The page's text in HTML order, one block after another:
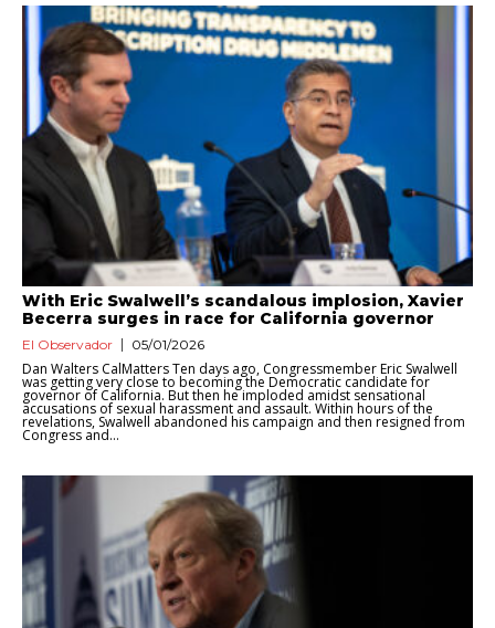
With Eric Swalwell’s scandalous implosion, Xavier
Becerra surges in race for California governor
El Observador 05/01/2026
Dan Walters CalMatters Ten days ago, Congressmember Eric Swalwell
was getting very close to becoming the Democratic candidate for
governor of California. But then he imploded amidst sensational
accusations of sexual harassment and assault. Within hours of the
revelations, Swalwell abandoned his campaign and then resigned from
Congress and...